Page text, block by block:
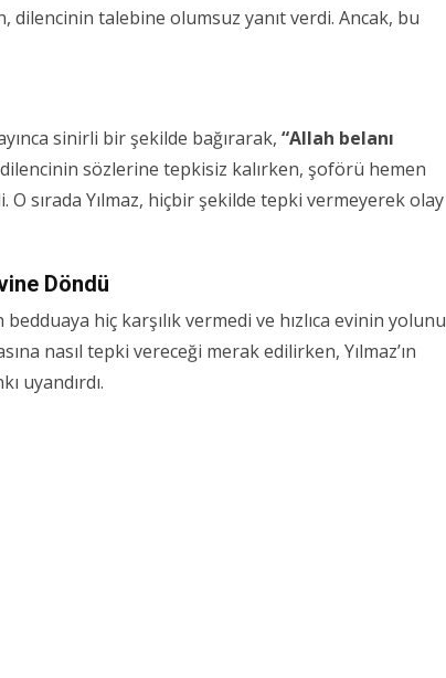
dilencinin talebine olumsuz yanıt verdi. Ancak, bu
sinirli bir şekilde bağırarak, “Allah belanı
sözlerine tepkisiz kalırken, şoförü hemen
O sırada Yılmaz, hiçbir şekilde tepki vermeyerek olay
Döndü
bedduaya hiç karşılık vermedi ve hızlıca evinin yolunu
nasıl tepki vereceği merak edilirken, Yılmaz’ın
uyandırdı.